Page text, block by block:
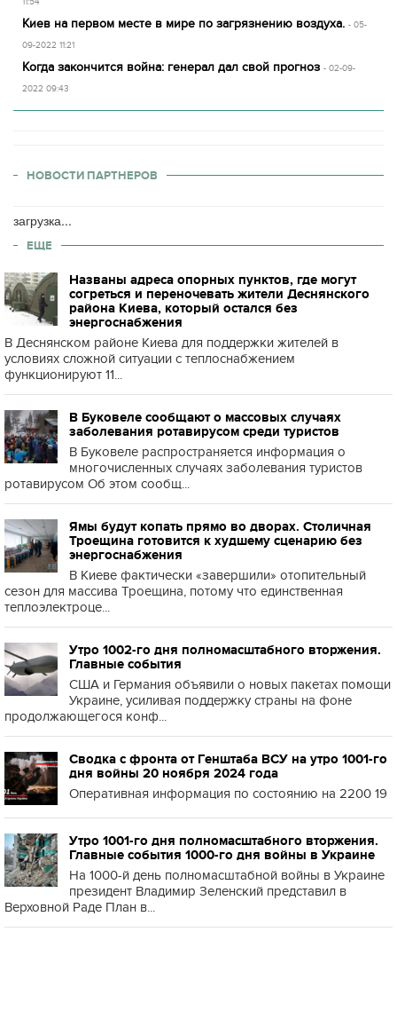
Киев на первом месте в мире по загрязнению воздуха. - 05-
09-2022 11:21
Когда закончится война: генерал дал свой прогноз - 02-09-
2022 09:43
НОВОСТИ ПАРТНЕРОВ
загрузка...
ЕЩЕ
Названы адреса опорных пунктов, где могут
согреться и переночевать жители Деснянского
района Киева, который остался без
энергоснабжения
В Деснянском районе Киева для поддержки жителей в
условиях сложной ситуации с теплоснабжением
функционируют 11...
В Буковеле сообщают о массовых случаях
заболевания ротавирусом среди туристов
В Буковеле распространяется информация о
многочисленных случаях заболевания туристов
ротавирусом Об этом сообщ...
Ямы будут копать прямо во дворах. Столичная
Троещина готовится к худшему сценарию без
энергоснабжения
В Киеве фактически «завершили» отопительный
сезон для массива Троещина, потому что единственная
теплоэлектроце...
Утро 1002-го дня полномасштабного вторжения.
Главные события
США и Германия объявили о новых пакетах помощи
Украине, усиливая поддержку страны на фоне
продолжающегося конф...
Сводка с фронта от Генштаба ВСУ на утро 1001-го
дня войны 20 ноября 2024 года
Оперативная информация по состоянию на 2200 19
Утро 1001-го дня полномасштабного вторжения.
Главные события 1000-го дня войны в Украине
На 1000-й день полномасштабной войны в Украине
президент Владимир Зеленский представил в
Верховной Раде План в...